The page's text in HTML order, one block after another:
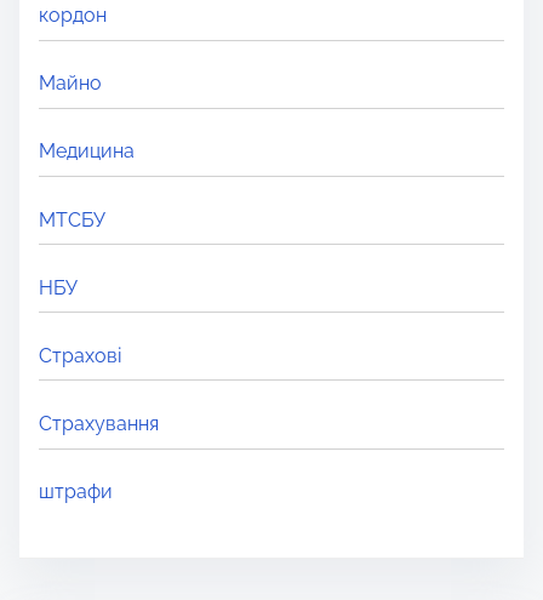
кордон
Майно
Медицина
МТСБУ
НБУ
Страхові
Страхування
штрафи